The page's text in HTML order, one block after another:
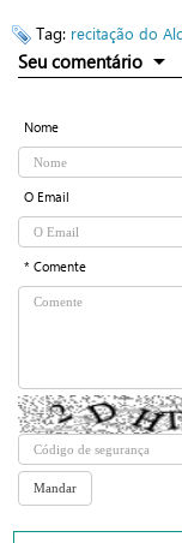
Tag: recitação do
Seu comentário
Nome
O Email
* Comente